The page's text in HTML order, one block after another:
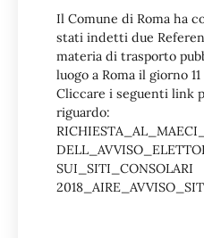
Il Comune di Roma ha
stati indetti due
materia di trasporto
luogo a Roma il giorno
Cliccare i seguenti link
riguardo:
SUI_SITI_CONSOLARI